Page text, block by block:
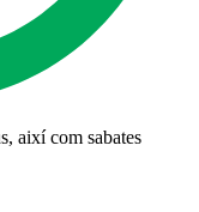
així com sabates